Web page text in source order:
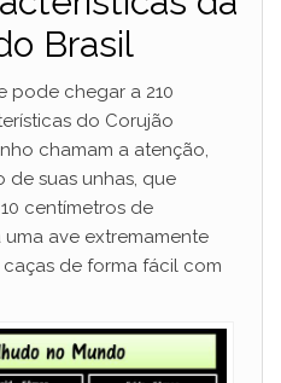
Brasil
pode chegar a 210
do Corujão
chamam a atenção,
suas unhas, que
centímetros de
ave extremamente
de forma fácil com